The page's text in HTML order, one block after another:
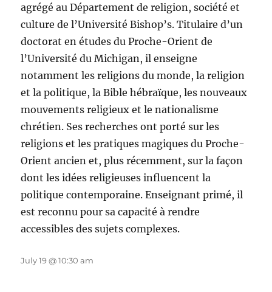
agrégé au Département de religion, société et
culture de l’Université Bishop’s. Titulaire d’un
doctorat en études du Proche-Orient de
l’Université du Michigan, il enseigne
notamment les religions du monde, la religion
et la politique, la Bible hébraïque, les nouveaux
mouvements religieux et le nationalisme
chrétien. Ses recherches ont porté sur les
religions et les pratiques magiques du Proche-
Orient ancien et, plus récemment, sur la façon
dont les idées religieuses influencent la
politique contemporaine. Enseignant primé, il
est reconnu pour sa capacité à rendre
accessibles des sujets complexes.
July 19 @ 10:30 am